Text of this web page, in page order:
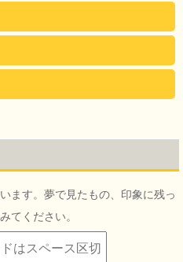
ます。夢で見たもの、印象に残っ
てください。